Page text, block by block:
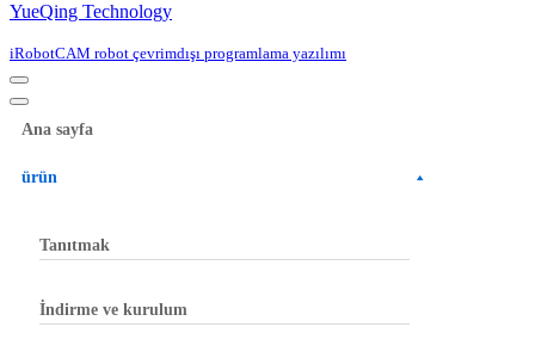
YueQing Technology
iRobotCAM robot çevrimdışı programlama yazılımı
Navigation
Menu
Navigation
Menu
Ana sayfa
ürün
Tanıtmak
İndirme ve kurulum